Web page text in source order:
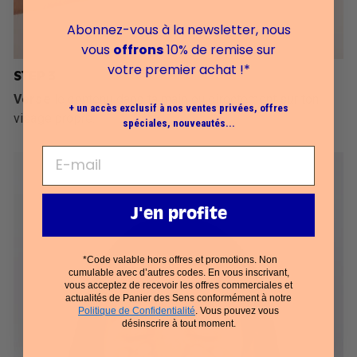
STEP 3
Verse
visage propre.
Abonnez-vous à la newsletter, nous
vous offrons10% de remise sur
votre premier achat !*
+ un accès exclusif à nos ventes privées, offres
spéciales, nouveautés...
J'en profite
*Code valable hors offres et promotions. Non
cumulable avec d’autres codes. En vous inscrivant,
vous acceptez de recevoir les offres commerciales et
actualités de Panier des Sens conformément à notre
Politique de Confidentialité . Vous pouvez vous
désinscrire à tout moment.